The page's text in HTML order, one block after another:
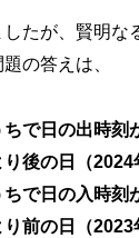
たが、賢明な
の答えは、
で日の出時刻
後の日（2024
で日の入時刻
の日（2023